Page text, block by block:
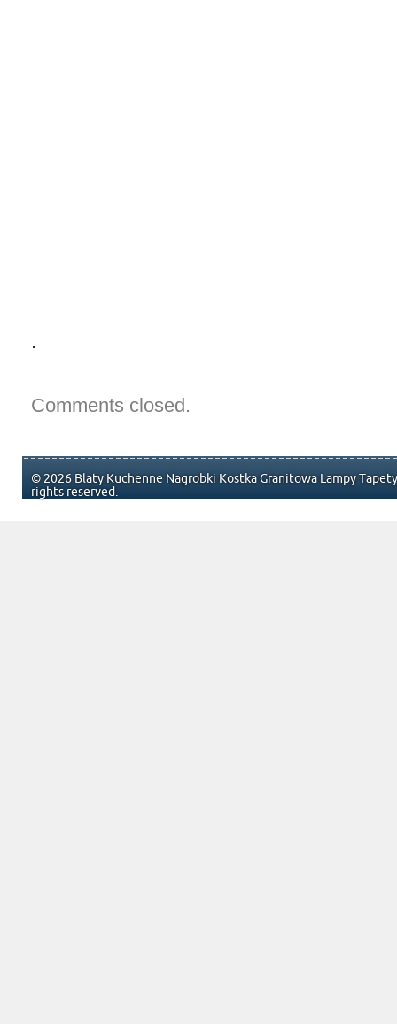
.
Comments closed.
© 2026 Blaty Kuchenne Nagrobki Kostka Granitowa Lampy
rights reserved.